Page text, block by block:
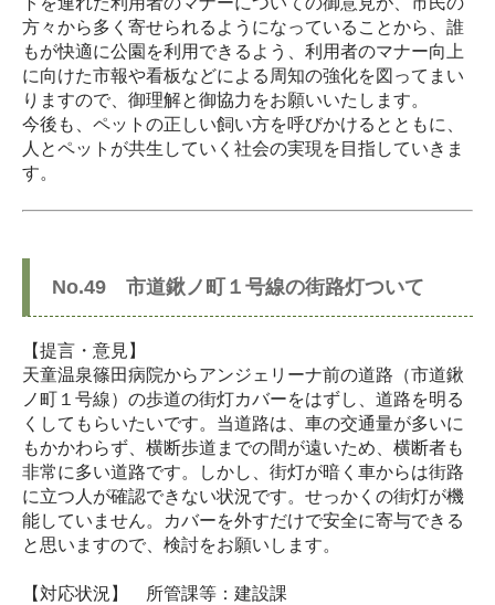
方々から多く寄せられるようになっていることから、誰
もが快適に公園を利用できるよう、利用者のマナー向上
に向けた市報や看板などによる周知の強化を図ってまい
りますので、御理解と御協力をお願いいたします。
今後も、ペットの正しい飼い方を呼びかけるとともに、
人とペットが共生していく社会の実現を目指していきま
す。
No.49 市道鍬ノ町１号線の街路灯ついて
【提言・意見】
天童温泉篠田病院からアンジェリーナ前の道路（市道鍬
ノ町１号線）の歩道の街灯カバーをはずし、道路を明る
くしてもらいたいです。当道路は、車の交通量が多いに
もかかわらず、横断歩道までの間が遠いため、横断者も
非常に多い道路です。しかし、街灯が暗く車からは街路
に立つ人が確認できない状況です。せっかくの街灯が機
能していません。カバーを外すだけで安全に寄与できる
と思いますので、検討をお願いします。
【対応状況】 所管課等：建設課